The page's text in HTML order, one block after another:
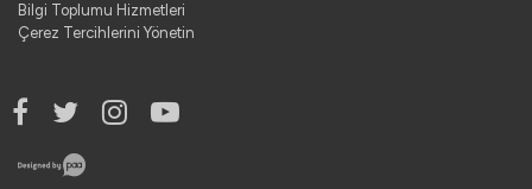
Bilgi Toplumu Hizmetleri
Çerez Tercihlerini Yönetin